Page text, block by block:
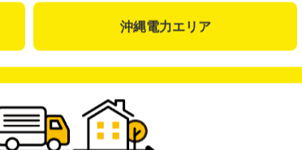
家のトラブルに24時間365日対応
沖縄電力エリア